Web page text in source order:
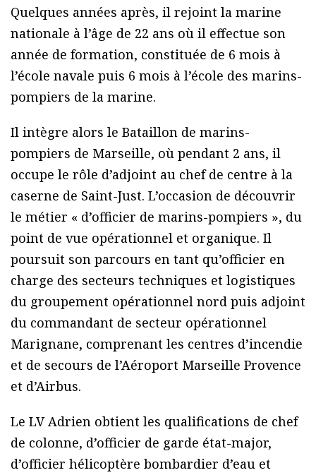
Quelques années après, il rejoint la marine
nationale à l’âge de 22 ans où il effectue son
année de formation, constituée de 6 mois à
l’école navale puis 6 mois à l’école des marins-
pompiers de la marine.
Il intègre alors le Bataillon de marins-
pompiers de Marseille, où pendant 2 ans, il
occupe le rôle d’adjoint au chef de centre à la
caserne de Saint-Just. L’occasion de découvrir
le métier « d’officier de marins-pompiers », du
point de vue opérationnel et organique. Il
poursuit son parcours en tant qu’officier en
charge des secteurs techniques et logistiques
du groupement opérationnel nord puis adjoint
du commandant de secteur opérationnel
Marignane, comprenant les centres d’incendie
et de secours de l’Aéroport Marseille Provence
et d’Airbus.
Le LV Adrien obtient les qualifications de chef
de colonne, d’officier de garde état-major,
d’officier hélicoptère bombardier d’eau et